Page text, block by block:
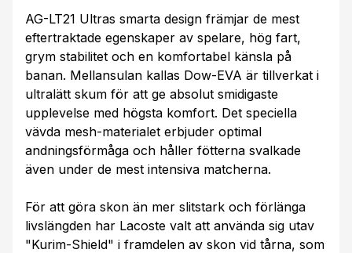
AG-LT21 Ultras smarta design främjar de mest
eftertraktade egenskaper av spelare, hög fart,
grym stabilitet och en komfortabel känsla på
banan. Mellansulan kallas Dow-EVA är tillverkat i
ultralätt skum för att ge absolut smidigaste
upplevelse med högsta komfort. Det speciella
vävda mesh-materialet erbjuder optimal
andningsförmåga och håller fötterna svalkade
även under de mest intensiva matcherna.
För att göra skon än mer slitstark och förlänga
livslängden har Lacoste valt att använda sig utav
"Kurim-Shield" i framdelen av skon vid tårna, som